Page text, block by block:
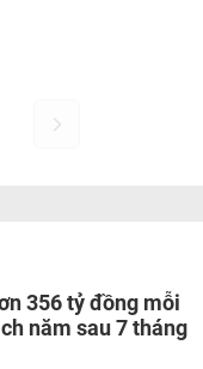
356 tỷ đồng mỗi
năm sau 7 tháng